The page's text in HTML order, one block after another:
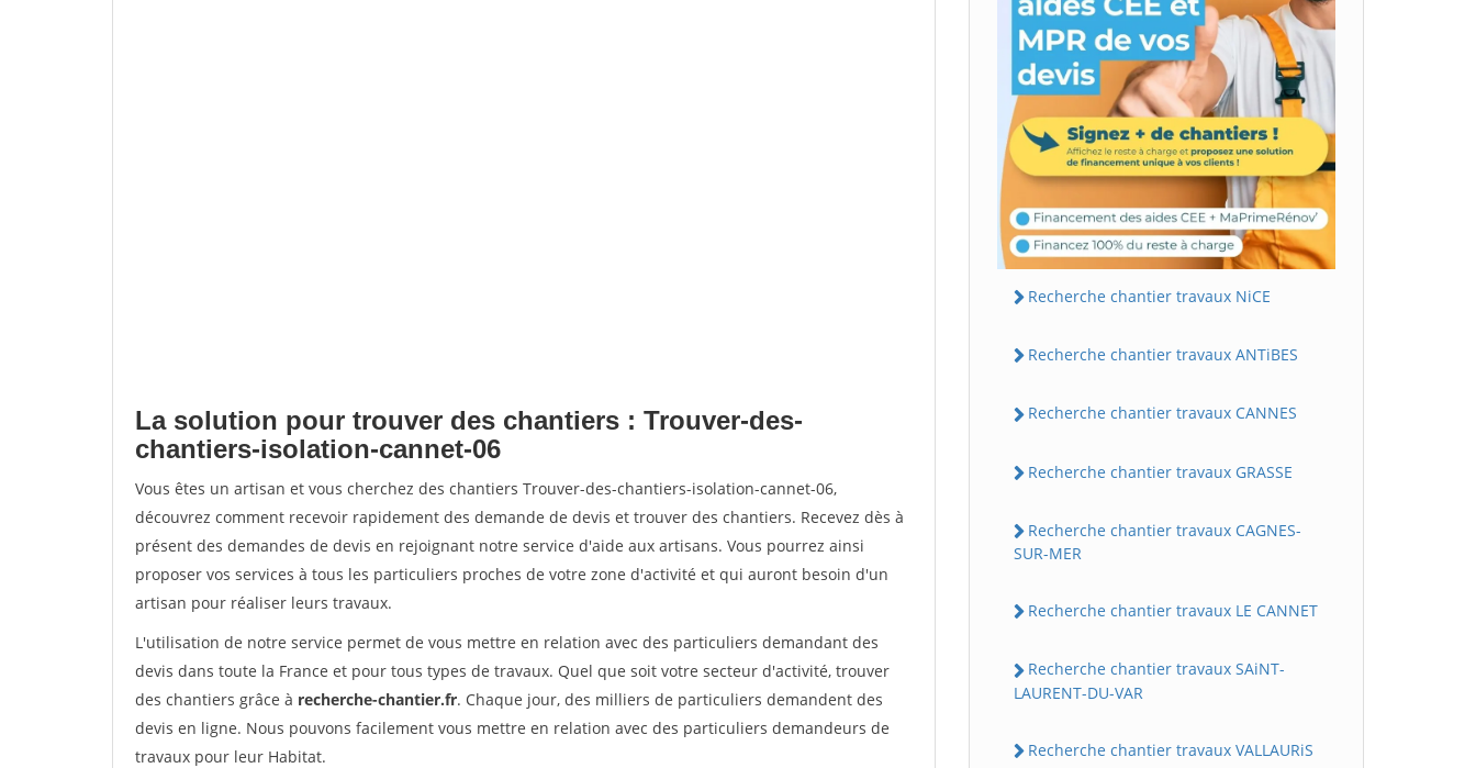
La solution pour trouver des chantiers : Trouver-des-
chantiers-isolation-cannet-06
Vous êtes un artisan et vous cherchez des chantiers Trouver-des-chantiers-isolation-cannet-06,
découvrez comment recevoir rapidement des demande de devis et trouver des chantiers. Recevez dès à
présent des demandes de devis en rejoignant notre service d'aide aux artisans. Vous pourrez ainsi
proposer vos services à tous les particuliers proches de votre zone d'activité et qui auront besoin d'un
artisan pour réaliser leurs travaux.
L'utilisation de notre service permet de vous mettre en relation avec des particuliers demandant des
devis dans toute la France et pour tous types de travaux. Quel que soit votre secteur d'activité, trouver
des chantiers grâce à recherche-chantier.fr. Chaque jour, des milliers de particuliers demandent des
devis en ligne. Nous pouvons facilement vous mettre en relation avec des particuliers demandeurs de
travaux pour leur Habitat.
Recherche chantier travaux NiCE
Recherche chantier travaux ANTiBES
Recherche chantier travaux CANNES
Recherche chantier travaux GRASSE
Recherche chantier travaux CAGNES-
SUR-MER
Recherche chantier travaux LE CANNET
Recherche chantier travaux SAiNT-
LAURENT-DU-VAR
Recherche chantier travaux VALLAURiS